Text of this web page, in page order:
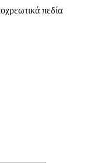
πεδία